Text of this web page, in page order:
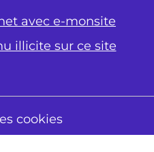
avec e-monsite
illicite sur ce site
cookies